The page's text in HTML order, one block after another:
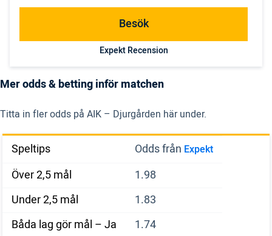
Besök
Expekt Recension
Mer odds & betting inför matchen
Titta in fler odds på AIK – Djurgården här under.
Speltips Odds från Expekt
Över 2,5 mål
1.98
Under 2,5 mål
1.83
Båda lag gör mål – Ja
1.74